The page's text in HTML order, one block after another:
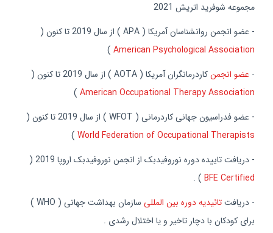
مجموعه شوفرید اتریش 2021
- عضو انجمن روانشناسان آمریکا ( APA ) از سال 2019 تا کنون (
American Psychological Association
)
- عضو انجمنکاردرمانگران آمریکا ( AOTA ) از سال 2019 تا کنون (
American Occupational Therapy Association
)
- عضو فدراسیون جهانی کاردرمانی ( WFOT ) از سال 2019 تا کنون (
World Federation of Occupational Therapists
)
- دریافت تاییده دوره نوروفیدبک از انجمن نوروفیدبک اروپا 2019 (
BFE Certified
) .
- دریافتتائیدیه دوره بین المللی
سازمان بهداشت جهانی ( WHO )
برای کودکان با دچار تاخیر و یا اختلال رشدی .